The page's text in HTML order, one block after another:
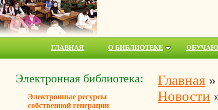
ГЛАВНАЯ О БИБЛИОТЕКЕ
Электронная библиотека:
Электронные ресурсы
собственной генерации
Главная
Новости